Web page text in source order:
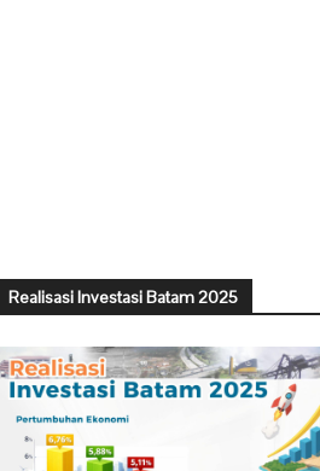
Realisasi Investasi Batam 2025